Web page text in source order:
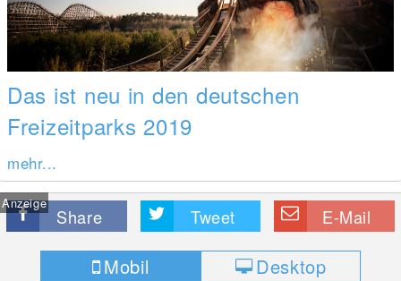
Das ist neu in den deutschen
Freizeitparks 2019
mehr...
Anzeige
Share Tweet E-Mail
Mobil Desktop